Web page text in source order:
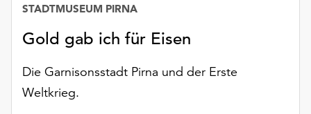
unserer
Datenschutzerklärung
oder
dem
Impressum
Gold gab ich für Eisen
STADTMUSEUM PIRNA
Die Garnisonsstadt Pirna und der Erste
Weltkrieg.